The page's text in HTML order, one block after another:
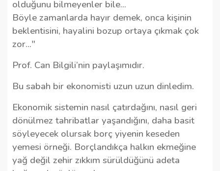
olduğunu bilmeyenler bile...
Böyle zamanlarda hayır demek, onca kişinin
beklentisini, hayalini bozup ortaya çıkmak çok
zor..."
Prof. Can Bilgili’nin paylaşımıdır.
Bu sabah bir ekonomisti uzun uzun dinledim.
Ekonomik sistemin nasıl çatırdağını, nasıl geri
dönülmez tahribatlar yaşandığını, daha basit
söyleyecek olursak borç yiyenin keseden
yemesi örneği. Borçlandıkça halkın ekmeğine
yağ değil zehir zıkkım sürüldüğünü adeta